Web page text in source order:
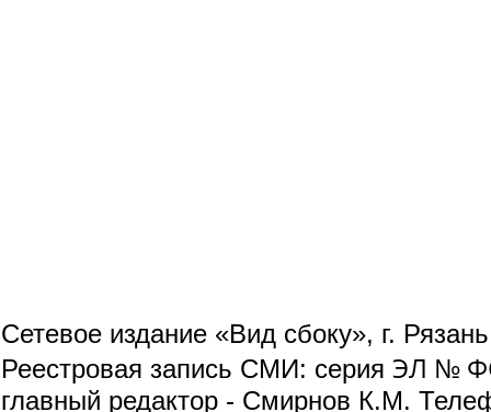
Сетевое издание «Вид сбоку», г.
Реестровая запись СМИ: серия ЭЛ №
главный редактор - Смирнов К.М.